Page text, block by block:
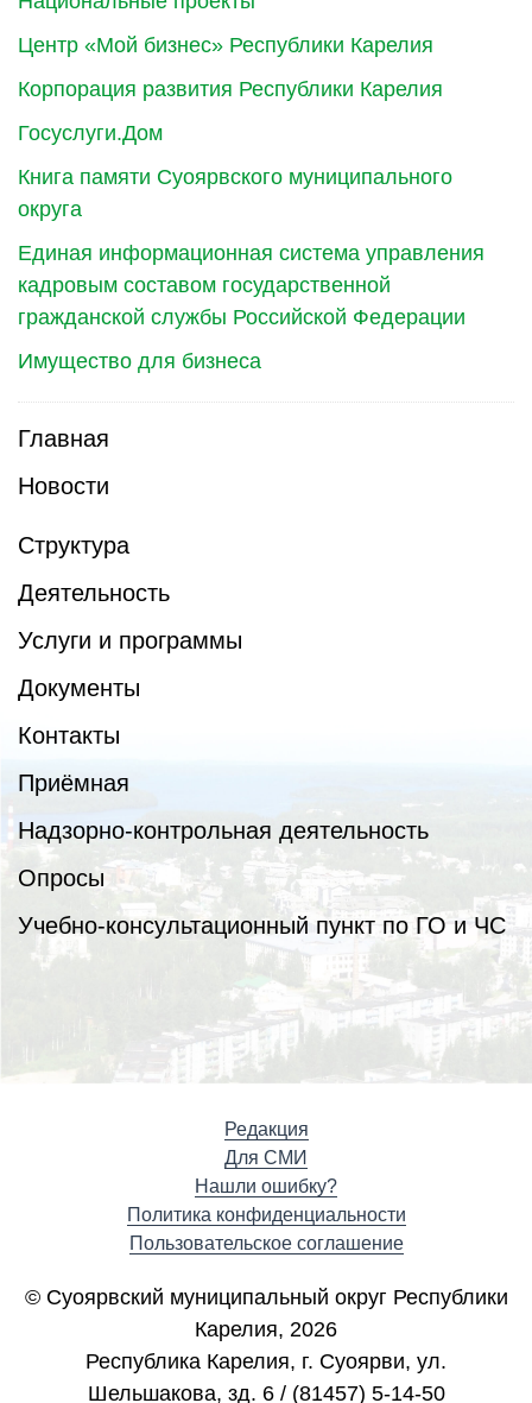
Центр «Мой бизнес» Республики Карелия
Корпорация развития Республики Карелия
Госуслуги.Дом
Книга памяти Суоярвского муниципального
округа
Единая информационная система управления
кадровым составом государственной
гражданской службы Российской Федерации
Имущество для бизнеса
Главная
Новости
Структура
Деятельность
Услуги и программы
Документы
Контакты
Приёмная
Надзорно-контрольная деятельность
Опросы
Учебно-консультационный пункт по ГО и ЧС
Редакция
Для СМИ
Нашли ошибку?
Политика конфиденциальности
Пользовательское соглашение
© Суоярвский муниципальный округ Республики
Карелия, 2026
Республика Карелия, г. Cуоярви, ул.
Шельшакова, зд. 6 / (81457) 5-14-50